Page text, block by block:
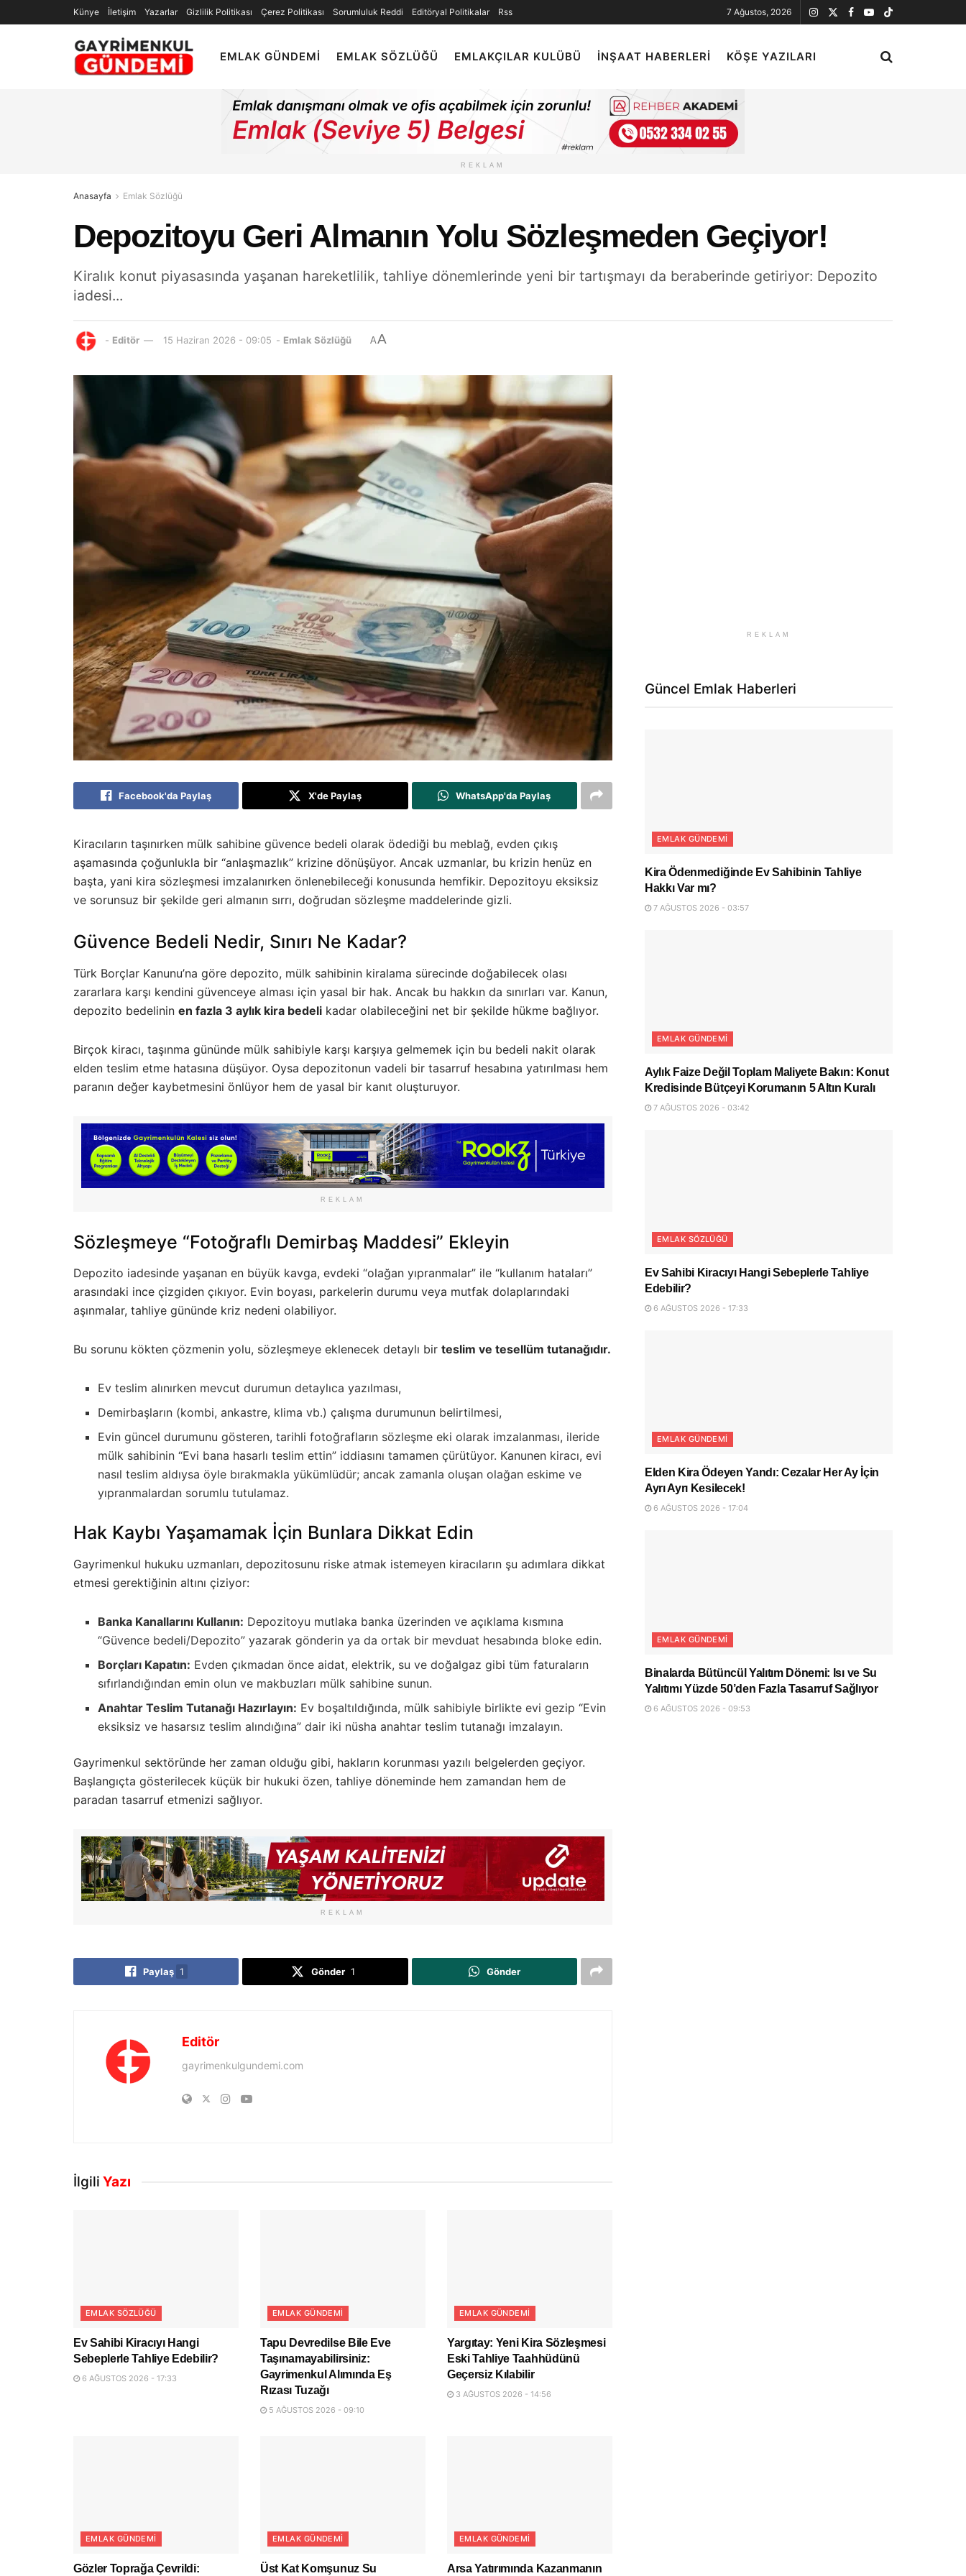
Künye İletişim Yazarlar Gizlilik Politikası Çerez Politikası Sorumluluk Reddi Editöryal Politikalar Rss 7 Ağustos, 2026
EMLAK GÜNDEMI EMLAK SÖZLÜĞÜ EMLAKÇILAR KULÜBÜ İNŞAAT HABERLERI KÖŞE YAZILARI
REKLAM
Anasayfa Emlak Sözlüğü
Depozitoyu Geri Almanın Yolu Sözleşmeden Geçiyor!
Kiralık konut piyasasında yaşanan hareketlilik, tahliye dönemlerinde yeni bir tartışmayı da beraberinde getiriyor: Depozito
iadesi...
- Editör 15 Haziran 2026 - 09:05 - Emlak Sözlüğü AA
Facebook'da Paylaş X'de Paylaş WhatsApp'da Paylaş
Kiracıların taşınırken mülk sahibine güvence bedeli olarak ödediği bu meblağ, evden çıkış
aşamasında çoğunlukla bir “anlaşmazlık” krizine dönüşüyor. Ancak uzmanlar, bu krizin henüz en
başta, yani kira sözleşmesi imzalanırken önlenebileceği konusunda hemfikir. Depozitoyu eksiksiz
ve sorunsuz bir şekilde geri almanın sırrı, doğrudan sözleşme maddelerinde gizli.
Güvence Bedeli Nedir, Sınırı Ne Kadar?
Türk Borçlar Kanunu’na göre depozito, mülk sahibinin kiralama sürecinde doğabilecek olası
zararlara karşı kendini güvenceye alması için yasal bir hak. Ancak bu hakkın da sınırları var. Kanun,
depozito bedelinin en fazla 3 aylık kira bedeli kadar olabileceğini net bir şekilde hükme bağlıyor.
Birçok kiracı, taşınma gününde mülk sahibiyle karşı karşıya gelmemek için bu bedeli nakit olarak
elden teslim etme hatasına düşüyor. Oysa depozitonun vadeli bir tasarruf hesabına yatırılması hem
paranın değer kaybetmesini önlüyor hem de yasal bir kanıt oluşturuyor.
REKLAM
Sözleşmeye “Fotoğraflı Demirbaş Maddesi” Ekleyin
Depozito iadesinde yaşanan en büyük kavga, evdeki “olağan yıpranmalar” ile “kullanım hataları”
arasındaki ince çizgiden çıkıyor. Evin boyası, parkelerin durumu veya mutfak dolaplarındaki
aşınmalar, tahliye gününde kriz nedeni olabiliyor.
Bu sorunu kökten çözmenin yolu, sözleşmeye eklenecek detaylı bir teslim ve tesellüm tutanağıdır.
Ev teslim alınırken mevcut durumun detaylıca yazılması,
Demirbaşların (kombi, ankastre, klima vb.) çalışma durumunun belirtilmesi,
Evin güncel durumunu gösteren, tarihli fotoğrafların sözleşme eki olarak imzalanması, ileride
mülk sahibinin “Evi bana hasarlı teslim ettin” iddiasını tamamen çürütüyor. Kanunen kiracı, evi
nasıl teslim aldıysa öyle bırakmakla yükümlüdür; ancak zamanla oluşan olağan eskime ve
yıpranmalardan sorumlu tutulamaz.
Hak Kaybı Yaşamamak İçin Bunlara Dikkat Edin
Gayrimenkul hukuku uzmanları, depozitosunu riske atmak istemeyen kiracıların şu adımlara dikkat
etmesi gerektiğinin altını çiziyor:
Banka Kanallarını Kullanın: Depozitoyu mutlaka banka üzerinden ve açıklama kısmına
“Güvence bedeli/Depozito” yazarak gönderin ya da ortak bir mevduat hesabında bloke edin.
Borçları Kapatın: Evden çıkmadan önce aidat, elektrik, su ve doğalgaz gibi tüm faturaların
sıfırlandığından emin olun ve makbuzları mülk sahibine sunun.
Anahtar Teslim Tutanağı Hazırlayın: Ev boşaltıldığında, mülk sahibiyle birlikte evi gezip “Evin
eksiksiz ve hasarsız teslim alındığına” dair iki nüsha anahtar teslim tutanağı imzalayın.
Gayrimenkul sektöründe her zaman olduğu gibi, hakların korunması yazılı belgelerden geçiyor.
Başlangıçta gösterilecek küçük bir hukuki özen, tahliye döneminde hem zamandan hem de
paradan tasarruf etmenizi sağlıyor.
REKLAM
Paylaş 1 Gönder 1 Gönder
Editör
gayrimenkulgundemi.com
İlgili Yazı
EMLAK SÖZLÜĞÜ
Ev Sahibi Kiracıyı Hangi
Sebeplerle Tahliye Edebilir?
6 AĞUSTOS 2026 - 17:33
EMLAK GÜNDEMI
Tapu Devredilse Bile Eve
Taşınamayabilirsiniz:
Gayrimenkul Alımında Eş
Rızası Tuzağı
5 AĞUSTOS 2026 - 09:10
EMLAK GÜNDEMI
Yargıtay: Yeni Kira Sözleşmesi
Eski Tahliye Taahhüdünü
Geçersiz Kılabilir
3 AĞUSTOS 2026 - 14:56
EMLAK GÜNDEMI
Gözler Toprağa Çevrildi:
EMLAK GÜNDEMI
Üst Kat Komşunuz Su
EMLAK GÜNDEMI
Arsa Yatırımında Kazanmanın
REKLAM
Güncel Emlak Haberleri
EMLAK GÜNDEMI
Kira Ödenmediğinde Ev Sahibinin Tahliye
Hakkı Var mı?
7 AĞUSTOS 2026 - 03:57
EMLAK GÜNDEMI
Aylık Faize Değil Toplam Maliyete Bakın: Konut
Kredisinde Bütçeyi Korumanın 5 Altın Kuralı
7 AĞUSTOS 2026 - 03:42
EMLAK SÖZLÜĞÜ
Ev Sahibi Kiracıyı Hangi Sebeplerle Tahliye
Edebilir?
6 AĞUSTOS 2026 - 17:33
EMLAK GÜNDEMI
Elden Kira Ödeyen Yandı: Cezalar Her Ay İçin
Ayrı Ayrı Kesilecek!
6 AĞUSTOS 2026 - 17:04
EMLAK GÜNDEMI
Binalarda Bütüncül Yalıtım Dönemi: Isı ve Su
Yalıtımı Yüzde 50’den Fazla Tasarruf Sağlıyor
6 AĞUSTOS 2026 - 09:53